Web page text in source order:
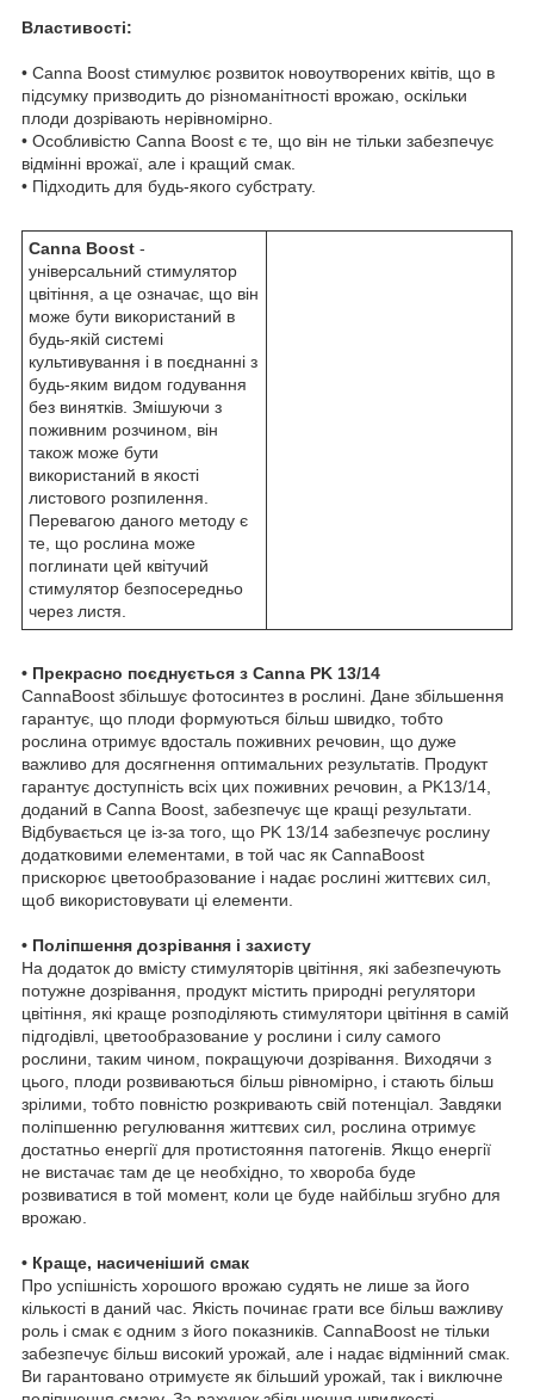
Властивості:
• Canna Boost стимулює розвиток новоутворених квітів, що в
підсумку призводить до різноманітності врожаю, оскільки
плоди дозрівають нерівномірно.
• Особливістю Canna Boost є те, що він не тільки забезпечує
відмінні врожаї, але і кращий смак.
• Підходить для будь-якого субстрату.
Canna Boost -
універсальний стимулятор
цвітіння, а це означає, що він
може бути використаний в
будь-якій системі
культивування і в поєднанні з
будь-яким видом годування
без винятків. Змішуючи з
поживним розчином, він
також може бути
використаний в якості
листового розпилення.
Перевагою даного методу є
те, що рослина може
поглинати цей квітучий
стимулятор безпосередньо
через листя.
• Прекрасно поєднується з Canna PK 13/14
CannaBoost збільшує фотосинтез в рослині. Дане збільшення
гарантує, що плоди формуються більш швидко, тобто
рослина отримує вдосталь поживних речовин, що дуже
важливо для досягнення оптимальних результатів. Продукт
гарантує доступність всіх цих поживних речовин, а PK13/14,
доданий в Canna Boost, забезпечує ще кращі результати.
Відбувається це із-за того, що PK 13/14 забезпечує рослину
додатковими елементами, в той час як CannaBoost
прискорює цветообразование і надає рослині життєвих сил,
щоб використовувати ці елементи.
• Поліпшення дозрівання і захисту
На додаток до вмісту стимуляторів цвітіння, які забезпечують
потужне дозрівання, продукт містить природні регулятори
цвітіння, які краще розподіляють стимулятори цвітіння в самій
підгодівлі, цветообразование у рослини і силу самого
рослини, таким чином, покращуючи дозрівання. Виходячи з
цього, плоди розвиваються більш рівномірно, і стають більш
зрілими, тобто повністю розкривають свій потенціал. Завдяки
поліпшенню регулювання життєвих сил, рослина отримує
достатньо енергії для протистояння патогенів. Якщо енергії
не вистачає там де це необхідно, то хвороба буде
розвиватися в той момент, коли це буде найбільш згубно для
врожаю.
• Краще, насиченіший смак
Про успішність хорошого врожаю судять не лише за його
кількості в даний час. Якість починає грати все більш важливу
роль і смак є одним з його показників. CannaBoost не тільки
забезпечує більш високий урожай, але і надає відмінний смак.
Ви гарантовано отримуєте як більший урожай, так і виключне